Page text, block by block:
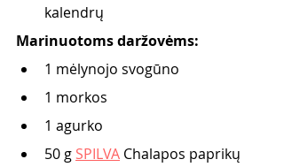
kalendrų
Marinuotoms daržovėms:
1 mėlynojo svogūno
1 morkos
1 agurko
50 g SPILVA Chalapos paprikų